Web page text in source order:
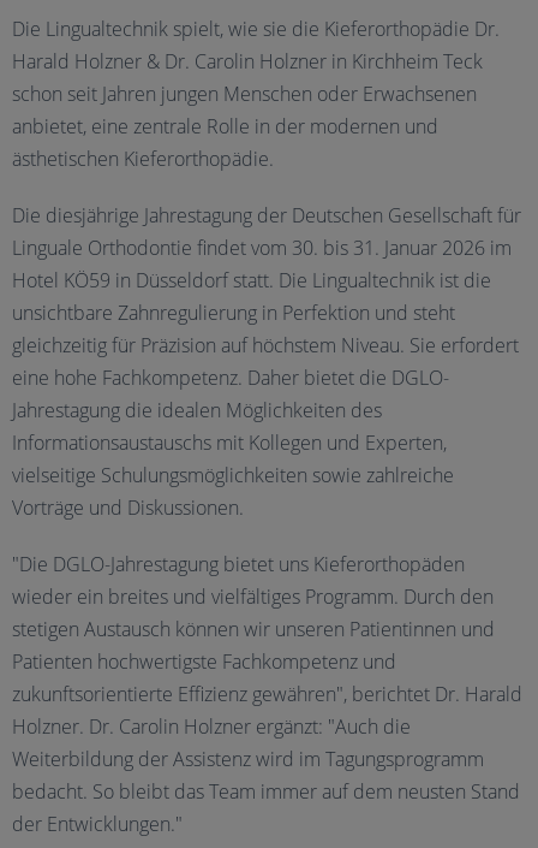
Die Lingualtechnik spielt, wie sie die Kieferorthopädie Dr.
Harald Holzner & Dr. Carolin Holzner in Kirchheim Teck
schon seit Jahren jungen Menschen oder Erwachsenen
anbietet, eine zentrale Rolle in der modernen und
ästhetischen Kieferorthopädie.
Die diesjährige Jahrestagung der Deutschen Gesellschaft für
Linguale Orthodontie findet vom 30. bis 31. Januar 2026 im
Hotel KÖ59 in Düsseldorf statt. Die Lingualtechnik ist die
unsichtbare Zahnregulierung in Perfektion und steht
gleichzeitig für Präzision auf höchstem Niveau. Sie erfordert
eine hohe Fachkompetenz. Daher bietet die DGLO-
Jahrestagung die idealen Möglichkeiten des
Informationsaustauschs mit Kollegen und Experten,
vielseitige Schulungsmöglichkeiten sowie zahlreiche
Vorträge und Diskussionen.
"Die DGLO-Jahrestagung bietet uns Kieferorthopäden
wieder ein breites und vielfältiges Programm. Durch den
stetigen Austausch können wir unseren Patientinnen und
Patienten hochwertigste Fachkompetenz und
zukunftsorientierte Effizienz gewähren", berichtet Dr. Harald
Holzner. Dr. Carolin Holzner ergänzt: "Auch die
Weiterbildung der Assistenz wird im Tagungsprogramm
bedacht. So bleibt das Team immer auf dem neusten Stand
der Entwicklungen."